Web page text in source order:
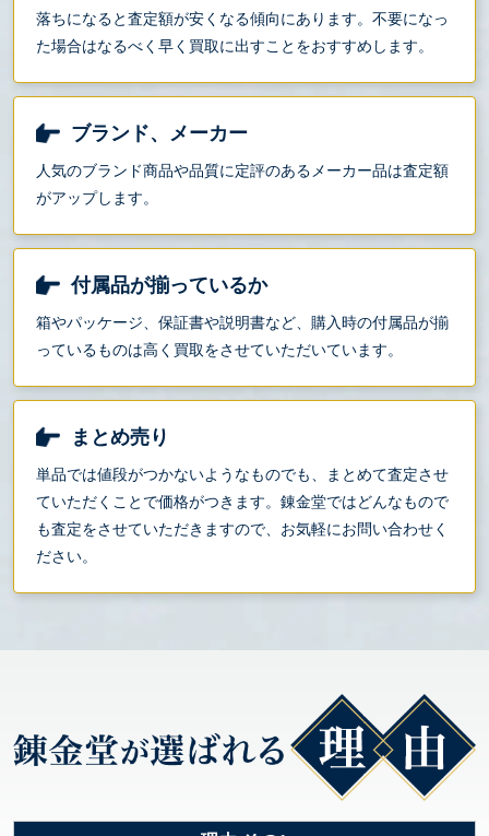
落ちになると査定額が安くなる傾向にあります。不要になっ
た場合はなるべく早く買取に出すことをおすすめします。
ブランド、メーカー
人気のブランド商品や品質に定評のあるメーカー品は査定額
がアップします。
付属品が揃っているか
箱やパッケージ、保証書や説明書など、購入時の付属品が揃
っているものは高く買取をさせていただいています。
まとめ売り
単品では値段がつかないようなものでも、まとめて査定させ
ていただくことで価格がつきます。錬金堂ではどんなもので
も査定をさせていただきますので、お気軽にお問い合わせく
ださい。